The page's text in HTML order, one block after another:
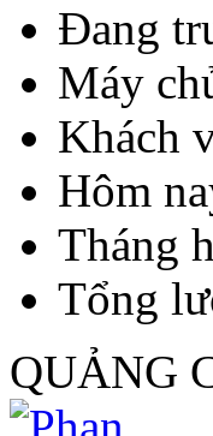
Đang
Máy
Khách
Hôm
Tháng
Tổng
QUẢNG